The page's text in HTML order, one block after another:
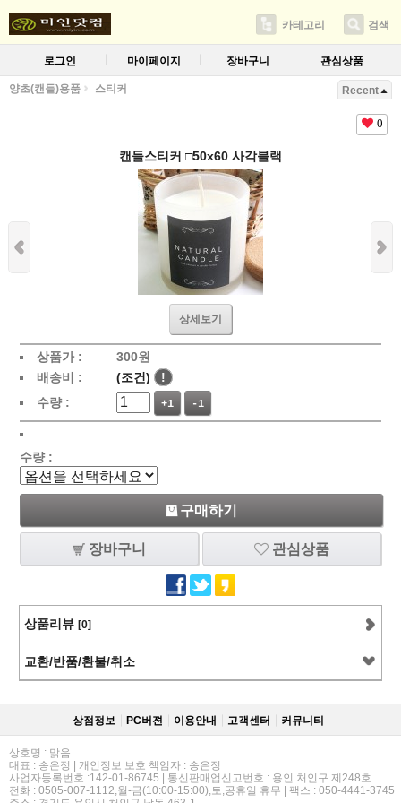
카테고리 검색
로그인 마이페이지 장바구니 관심상품
양초(캔들)용품 스티커 Recent
0
캔들스티커 □50x60 사각블랙
상세보기
상품가 : 300원
배송비 :
(조건)
!
수량 :
+1 -1
수량 :
구매하기
장바구니 관심상품
상품리뷰 [0]
교환/반품/환불/취소
상점정보 PC버젼 이용안내 고객센터 커뮤니티
상호명 : 맑음
대표 : 송은정 | 개인정보 보호 책임자 : 송은정
사업자등록번호 :142-01-86745 | 통신판매업신고번호 : 용인 처인구 제248호
전화 : 0505-007-1112,월-금(10:00-15:00),토,공휴일 휴무 | 팩스 : 050-4441-3745